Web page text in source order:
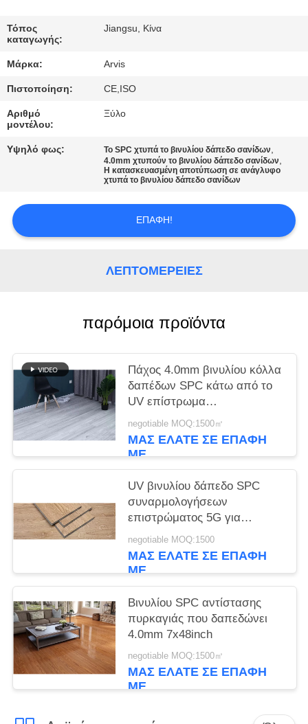
ΕΙΔΉΣΕΙΣ
ΖΗΤΉΣΤΕ
ΈΝΑ
ΑΠΌΣΠΑΣΜΑ
SITEMAP
PRIVACY
POLICY
Τόπος
καταγωγής:
Jiangsu, Κίνα
Μάρκα: Arvis
Πιστοποίηση: CE,ISO
Αριθμό
μοντέλου:
Ξύλο
Υψηλό φως: Το SPC χτυπά το βινυλίου δάπεδο σανίδων,
4.0mm χτυπούν το βινυλίου δάπεδο σανίδων,
Η κατασκευασμένη αποτύπωση σε ανάγλυφο
χτυπά το βινυλίου δάπεδο σανίδων
ΕΠΑΦΉ!
ΛΕΠΤΟΜΈΡΕΙΕΣ
παρόμοια προϊόντα
Πάχος 4.0mm βινυλίου κόλλα
δαπέδων SPC κάτω από το
UV επίστρωμα
183mmx1220mm
negotiable MOQ:1500㎡
ΜΑΣ ΕΛΆΤΕ ΣΕ ΕΠΑΦΉ
ΜΕ
UV βινυλίου δάπεδο SPC
συναρμολογήσεων
επιστρώματος 5G για
κατοικημένο
negotiable MOQ:1500
ΜΑΣ ΕΛΆΤΕ ΣΕ ΕΠΑΦΉ
ΜΕ
Βινυλίου SPC αντίστασης
πυρκαγιάς που δαπεδώνει
4.0mm 7x48inch
negotiable MOQ:1500㎡
ΜΑΣ ΕΛΆΤΕ ΣΕ ΕΠΑΦΉ
ΜΕ